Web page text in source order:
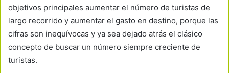
objetivos principales aumentar el número de turistas de
largo recorrido y aumentar el gasto en destino, porque las
cifras son inequívocas y ya sea dejado atrás el clásico
concepto de buscar un número siempre creciente de
turistas.